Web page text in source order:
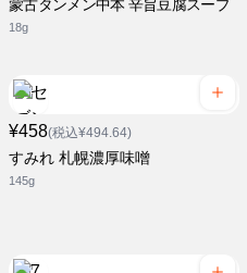
蒙古タンメン中本 辛旨豆腐スープ
18g
¥458(税込¥494.64)
すみれ 札幌濃厚味噌
145g